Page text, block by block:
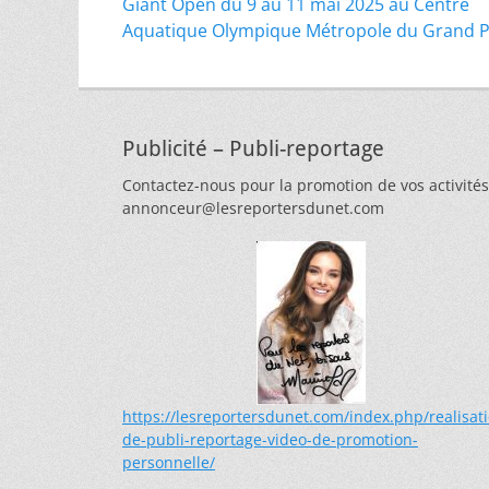
de
précédent :
Aquatique Olympique Métropole du Grand
Publicité – Publi-reportage
Contactez-nous pour la promotion de vos
annonceur@lesreportersdunet.com
https://lesreportersdunet.com/index.php/
de-publi-reportage-video-de-promotion-
personnelle/